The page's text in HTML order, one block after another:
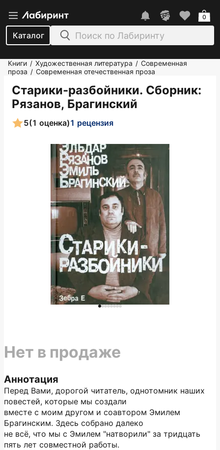
Каталог
0
Книги / Художественная литература / Современная
проза / Современная отечественная проза
Старики-разбойники. Сборник:
Рязанов, Брагинский
5(1 оценка)1 рецензия
Аннотация
Перед Вами, дорогой читатель, однотомник наших
повестей, которые мы создали
вместе с моим другом и соавтором Эмилем
Брагинским. Здесь собрано далеко
не всё, что мы с Эмилем "натворили" за тридцать
пять лет совместной работы.
Нет в продаже